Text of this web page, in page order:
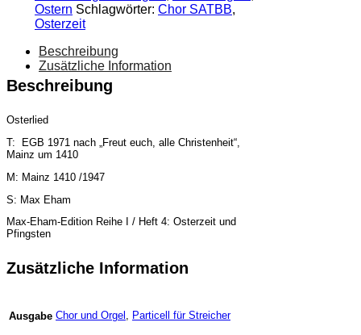
(SATBB)
[Digital]
Ostern Schlagwörter: Chor SATBB,
Osterzeit
Beschreibung
Zusätzliche Information
Beschreibung
Osterlied
T: EGB 1971 nach „Freut euch, alle Christenheit“,
Mainz um 1410
M: Mainz 1410 /1947
S: Max Eham
Max-Eham-Edition Reihe I / Heft 4: Osterzeit und
Pfingsten
Zusätzliche Information
Ausgabe Chor und Orgel , Particell für Streicher